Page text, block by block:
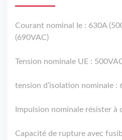
Courant nominal Ie : 630A
(690VAC)
Tension nominale UE :
tension d’isolation nominale :
Impulsion nominale résister à
Capacité de rupture avec